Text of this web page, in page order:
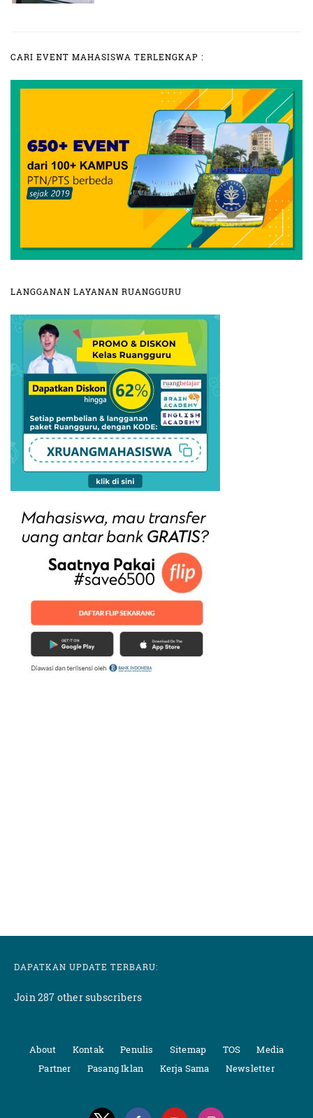
CARI EVENT MAHASISWA TERLENGKAP :
LANGGANAN LAYANAN RUANGGURU
DAPATKAN UPDATE TERBARU:
Join 287 other subscribers
About Kontak Penulis Sitemap TOS
Media
Partner
Pasang Iklan Kerja Sama Newsletter